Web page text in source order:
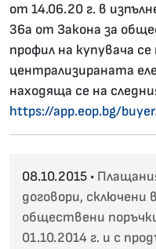
от 14.06.20 г. в
36а от Закона за
профил на купувача
централизираната
находяща се на
https://app.eop.bg/
08.10.2015 •
договори, сключени
обществени
01.10.2014 г. и с